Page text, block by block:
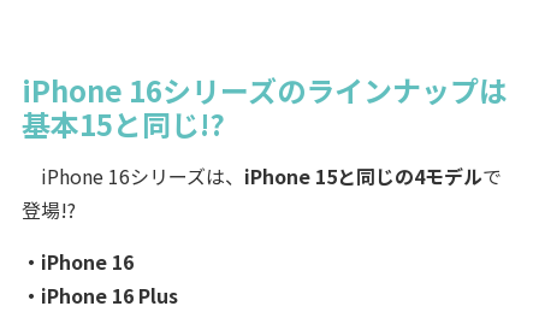
iPhone 16シリーズのラインナップは
基本15と同じ!?
iPhone 16シリーズは、 iPhone 15と同じの4モデルで
登場!?
・iPhone 16
・iPhone 16 Plus